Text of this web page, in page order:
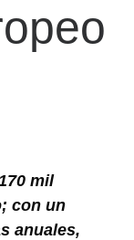
mil
con un
anuales,